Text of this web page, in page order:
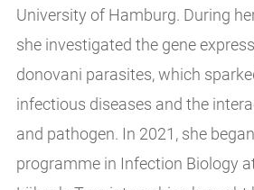
University of Hamburg. During
she investigated the gene
donovani parasites, which
infectious diseases and the
and pathogen. In 2021, she
programme in Infection Biology